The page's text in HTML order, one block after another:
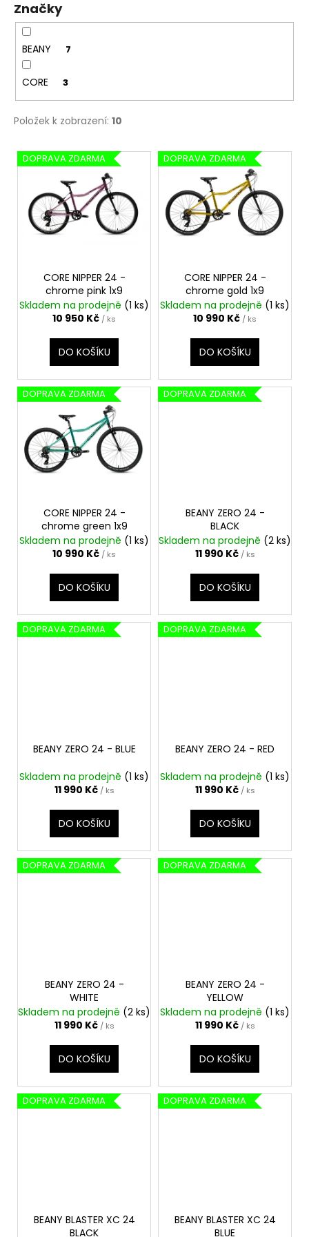
ů
Značky
BEANY 7
CORE 3
Položek k zobrazení: 10
V
ý
d
DOPRAVA ZDARMA
CORE NIPPER 24 -
chrome pink 1x9
Skladem na prodejně (1 ks)
10 950 Kč / ks
DO KOŠÍKU
DOPRAVA ZDARMA
CORE NIPPER 24 -
chrome gold 1x9
Skladem na prodejně (1 ks)
10 990 Kč / ks
DO KOŠÍKU
DOPRAVA ZDARMA
CORE NIPPER 24 -
chrome green 1x9
Skladem na prodejně (1 ks)
10 990 Kč / ks
DO KOŠÍKU
DOPRAVA ZDARMA
BEANY ZERO 24 -
BLACK
Skladem na prodejně (2 ks)
11 990 Kč / ks
DO KOŠÍKU
DOPRAVA ZDARMA
BEANY ZERO 24 - BLUE
Skladem na prodejně (1 ks)
11 990 Kč / ks
DO KOŠÍKU
DOPRAVA ZDARMA
BEANY ZERO 24 - RED
Skladem na prodejně (1 ks)
11 990 Kč / ks
DO KOŠÍKU
DOPRAVA ZDARMA
BEANY ZERO 24 -
WHITE
Skladem na prodejně (2 ks)
11 990 Kč / ks
DO KOŠÍKU
DOPRAVA ZDARMA
BEANY ZERO 24 -
YELLOW
Skladem na prodejně (1 ks)
11 990 Kč / ks
DO KOŠÍKU
DOPRAVA ZDARMA
BEANY BLASTER XC 24
BLACK
DOPRAVA ZDARMA
BEANY BLASTER XC 24
BLUE
a
?
č
e